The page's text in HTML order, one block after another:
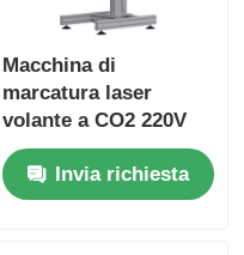
Macchina di
marcatura laser
volante a CO2 220V
50HZ con codifica /
marcaturaInvia richiesta